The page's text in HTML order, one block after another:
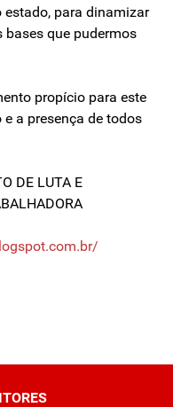
estado, para dinamizar
que pudermos
propício para este
a presença de todos
DE LUTA E